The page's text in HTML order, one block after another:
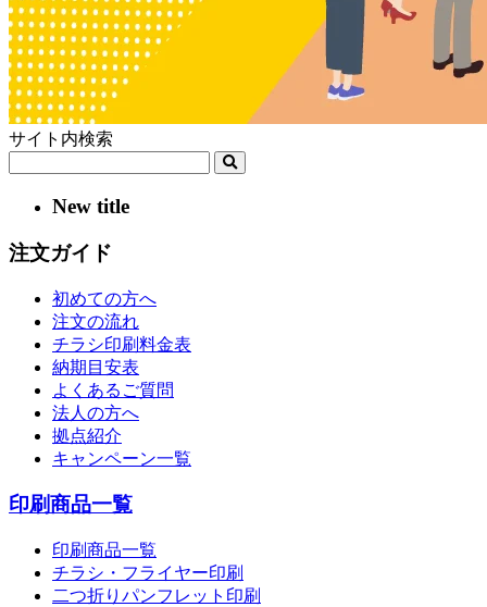
サイト内検索
New title
注文ガイド
初めての方へ
注文の流れ
チラシ印刷料金表
納期目安表
よくあるご質問
法人の方へ
拠点紹介
キャンペーン一覧
印刷商品一覧
印刷商品一覧
チラシ・フライヤー印刷
二つ折りパンフレット印刷